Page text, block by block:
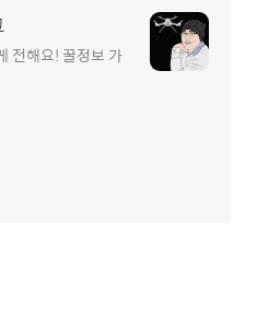
전해요! 꿀정보 가